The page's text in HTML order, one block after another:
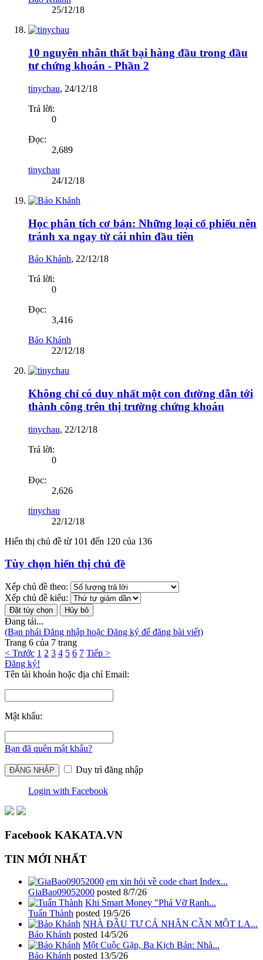
25/12/18
10 nguyên nhân thất bại hàng đầu trong đầu
tư chứng khoán - Phần 2
tinychau, 24/12/18
Trả lời:
0
Đọc:
2,689
tinychau
24/12/18
Học phân tích cơ bản: Những loại cổ phiếu nên
tránh xa ngay từ cái nhìn đầu tiên
Bảo Khánh, 22/12/18
Trả lời:
0
Đọc:
3,416
Bảo Khánh
22/12/18
Không chỉ có duy nhất một con đường dẫn tới
thành công trên thị trường chứng khoán
tinychau, 22/12/18
Trả lời:
0
Đọc:
2,626
tinychau
22/12/18
Hiển thị chủ đề từ 101 đến 120 của 136
Tùy chọn hiển thị chủ đề
Xếp chủ đề theo:
Xếp chủ đề kiểu:
Đang tải...
(Bạn phải Đăng nhập hoặc Đăng ký để đăng bài viết)
Trang 6 của 7 trang
< Trước 1 2 3 4 5 6 7 Tiếp >
Đăng ký!
Tên tài khoản hoặc địa chỉ Email:
Mật khẩu:
Bạn đã quên mật khẩu?
Duy trì đăng nhập
Login with Facebook
Facebook KAKATA.VN
TIN MỚI NHẤT
em xin hỏi về code chart Index...
GiaBao09052000 posted 8/7/26
Khi Smart Money "Phá Vỡ Ranh...
Tuấn Thành posted 19/5/26
NHÀ ĐẦU TƯ CÁ NHÂN CẦN MỘT LA...
Bảo Khánh posted 14/5/26
Một Cuộc Gặp, Ba Kịch Bản: Nhà...
Bảo Khánh posted 13/5/26